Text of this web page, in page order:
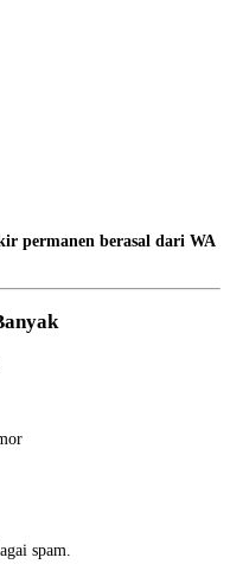
permanen berasal dari WA
spam.